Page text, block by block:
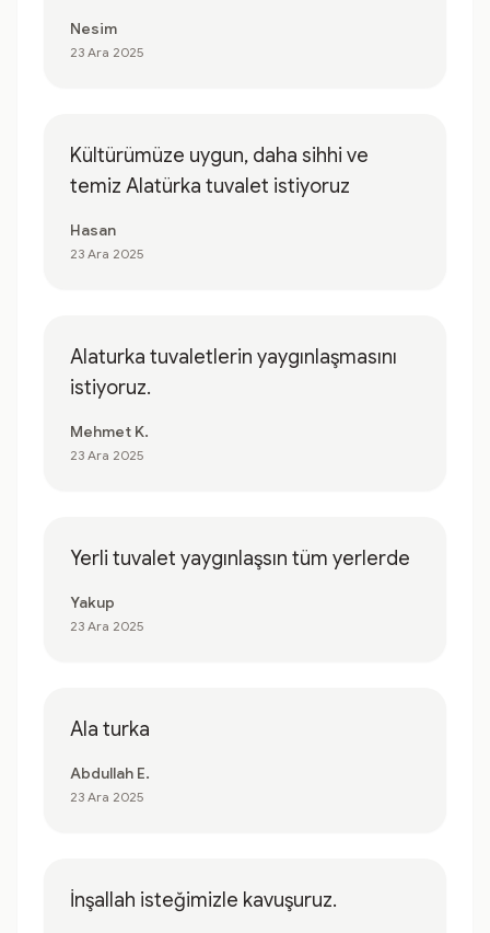
Nesim
23 Ara 2025
Kültürümüze uygun, daha sihhi ve
temiz Alatürka tuvalet istiyoruz
Hasan
23 Ara 2025
Alaturka tuvaletlerin yaygınlaşmasını
istiyoruz.
Mehmet K.
23 Ara 2025
Yerli tuvalet yaygınlaşsın tüm yerlerde
Yakup
23 Ara 2025
Ala turka
Abdullah E.
23 Ara 2025
İnşallah isteğimizle kavuşuruz.